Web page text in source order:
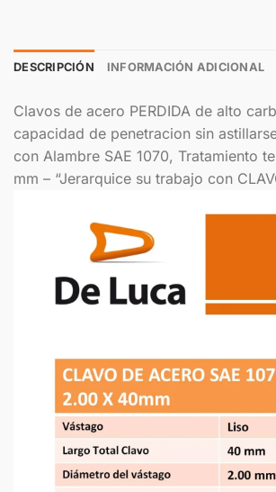
DESCRIPCIÓN INFORMACIÓN ADICIONAL
Clavos de acero PERDIDA de alto
capacidad de penetracion sin
con Alambre SAE 1070, Tratamiento
mm – “Jerarquice su trabajo con